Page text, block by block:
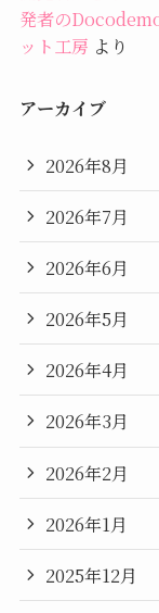
発者の
ット工房 より
アーカイブ
2026年8月
2026年7月
2026年6月
2026年5月
2026年4月
2026年3月
2026年2月
2026年1月
2025年12月